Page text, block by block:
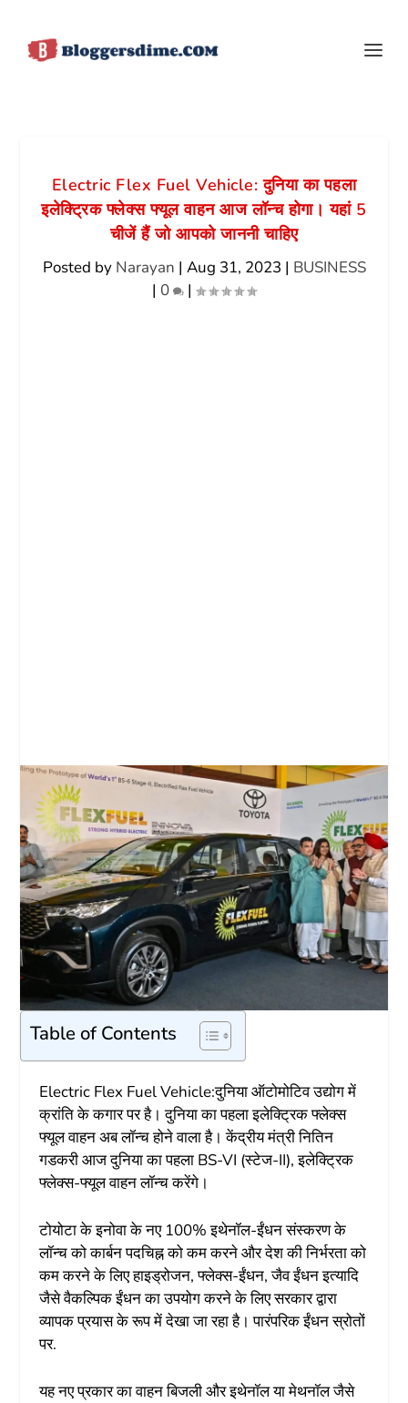
Electric Flex Fuel Vehicle: दुनिया का पहला
इलेक्ट्रिक फ्लेक्स फ्यूल वाहन आज लॉन्च होगा। यहां 5
चीजें हैं जो आपको जाननी चाहिए
Posted by Narayan | Aug 31, 2023 | BUSINESS
| 0 |
Table of Contents
Electric Flex Fuel Vehicle:दुनिया ऑटोमोटिव उद्योग में
क्रांति के कगार पर है। दुनिया का पहला इलेक्ट्रिक फ्लेक्स
फ्यूल वाहन अब लॉन्च होने वाला है। केंद्रीय मंत्री नितिन
गडकरी आज दुनिया का पहला BS-VI (स्टेज-II), इलेक्ट्रिक
फ्लेक्स-फ्यूल वाहन लॉन्च करेंगे।
टोयोटा के इनोवा के नए 100% इथेनॉल-ईंधन संस्करण के
लॉन्च को कार्बन पदचिह्न को कम करने और देश की निर्भरता को
कम करने के लिए हाइड्रोजन, फ्लेक्स-ईंधन, जैव ईंधन इत्यादि
जैसे वैकल्पिक ईंधन का उपयोग करने के लिए सरकार द्वारा
व्यापक प्रयास के रूप में देखा जा रहा है। पारंपरिक ईंधन स्रोतों
पर.
यह नए प्रकार का वाहन बिजली और इथेनॉल या मेथनॉल जैसे